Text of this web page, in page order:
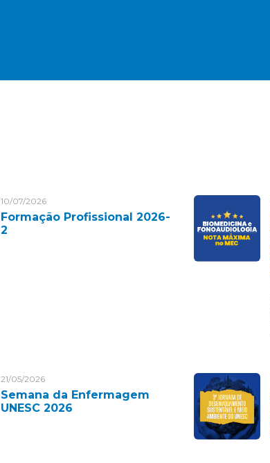
10/07/2026
Formação Profissional 2026-
2
21/05/2026
Semana da Enfermagem
UNESC 2026